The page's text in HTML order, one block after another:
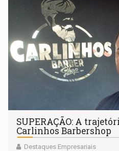
SUPERAÇÃO: A
Carlinhos Barbershop
Destaques Empresariais